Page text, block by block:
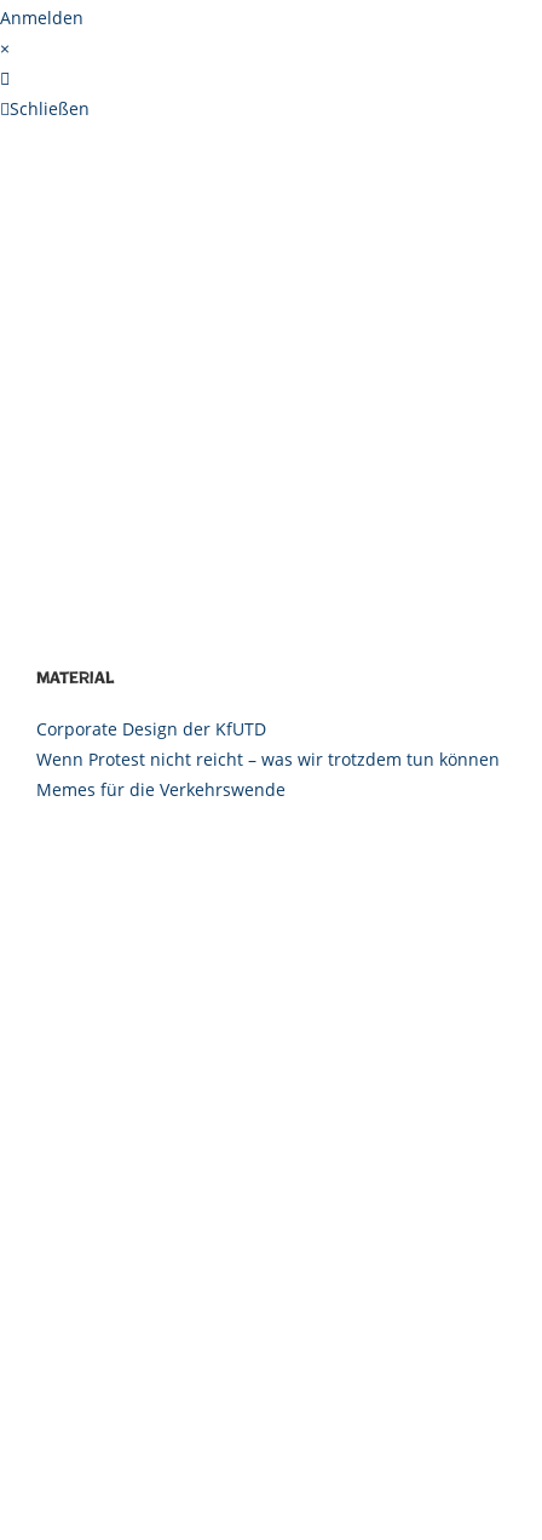
Anmelden
×
Schließen
Material
Corporate Design der KfUTD
Wenn Protest nicht reicht – was wir trotzdem tun können
Memes für die Verkehrswende